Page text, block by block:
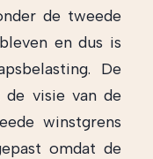
de tweede
en dus is
De
visie van de
winstgrens
omdat de